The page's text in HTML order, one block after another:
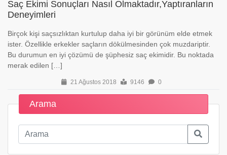
Saç Ekimi Sonuçları Nasıl Olmaktadır,Yaptıranların
Deneyimleri
Birçok kişi saçsızlıktan kurtulup daha iyi bir görünüm elde etmek
ister. Özellikle erkekler saçların dökülmesinden çok muzdariptir.
Bu durumun en iyi çözümü de şüphesiz saç ekimidir. Bu noktada
merak edilen […]
21 Ağustos 2018 9146 0
Arama